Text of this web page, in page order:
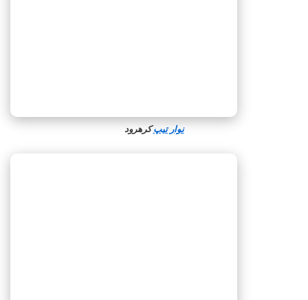
نوار تیپکرهرود